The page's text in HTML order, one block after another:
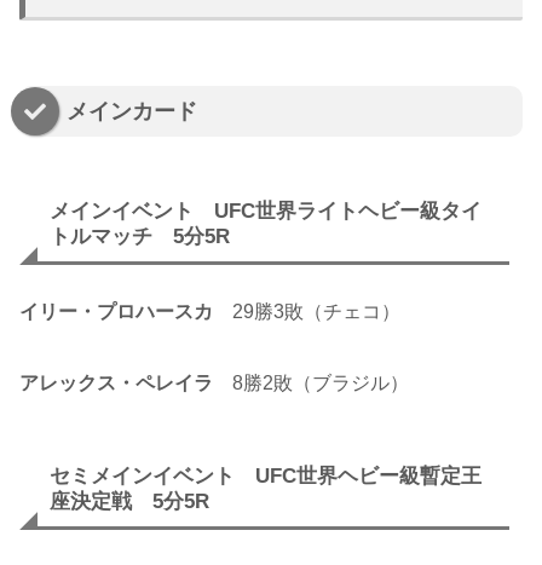
メインカード
メインイベント UFC世界ライトヘビー級タイ
トルマッチ 5分5R
イリー・プロハースカ 29勝3敗（チェコ）
アレックス・ペレイラ 8勝2敗（ブラジル）
セミメインイベント UFC世界ヘビー級暫定王
座決定戦 5分5R